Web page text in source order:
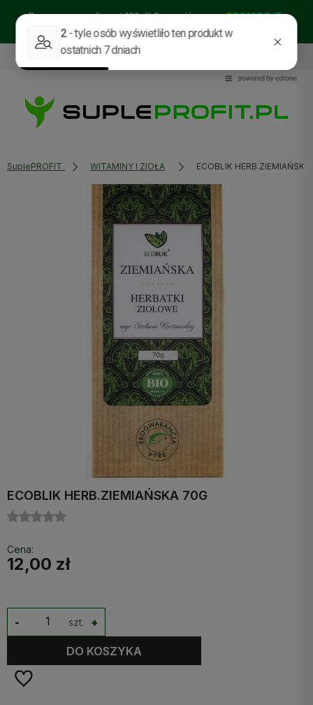
Darmowa wysyłka od 129zł!! Sprawdź nasze:PROMOCJE
BESTSELLERY
NOWOŚCI
535114318
SuplePROFIT WITAMINY I ZIOŁA ECOBLIK
ECOBLIK HERB.ZIEMIAŃSKA 70G
Cena:
12,00 zł
szt. +
-
DO KOSZYKA